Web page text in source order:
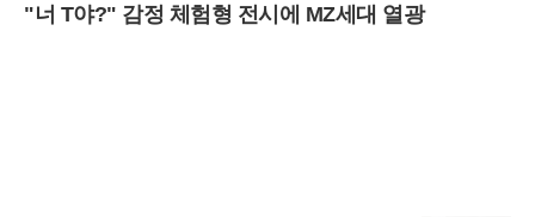
"너 T야?" 감정 체험형 전시에 MZ세대 열광